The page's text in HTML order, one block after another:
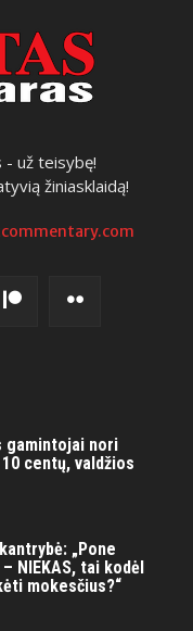
- už teisybę!
žiniasklaidą!
gamintojai nori
centų, valdžios
„Pone
NIEKAS, tai kodėl
mokesčius?“